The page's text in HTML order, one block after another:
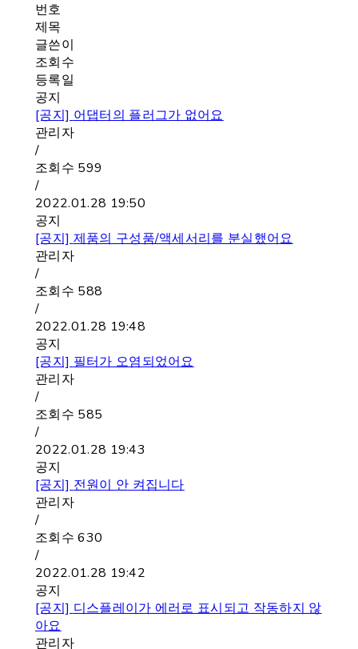
번호
제목
글쓴이
조회수
등록일
공지
[공지] 어댑터의 플러그가 없어요
관리자
/
조회수 599
/
2022.01.28 19:50
공지
[공지] 제품의 구성품/액세서리를 분실했어요
관리자
/
조회수 588
/
2022.01.28 19:48
공지
[공지] 필터가 오염되었어요
관리자
/
조회수 585
/
2022.01.28 19:43
공지
[공지] 전원이 안 켜집니다
관리자
/
조회수630
/
2022.01.28 19:42
공지
[공지] 디스플레이가 에러로 표시되고 작동하지 않
아요
관리자